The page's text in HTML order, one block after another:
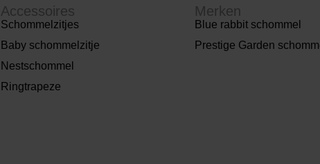
Accessoires
Schommelzitjes
Baby schommelzitje
Nestschommel
Ringtrapeze
Merken
Blue rabbit schommel
Prestige Garden